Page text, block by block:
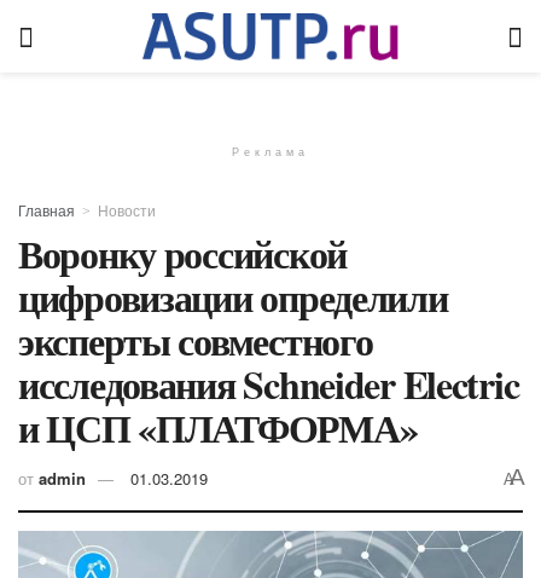
Реклама
Главная Новости
Воронку российской
цифровизации определили
эксперты совместного
исследования Schneider Electric
и ЦСП «ПЛАТФОРМА»
от admin 01.03.2019 AA